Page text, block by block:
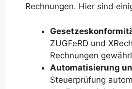
Rechnungen. Hier sind
ZUGFeRD und
Rechnungen
Automatisierung
Steuerprüfung